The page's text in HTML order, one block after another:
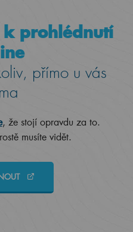
prohlédnutí
přímo u vás
, že stojí opravdu za to.
musíte vidět.